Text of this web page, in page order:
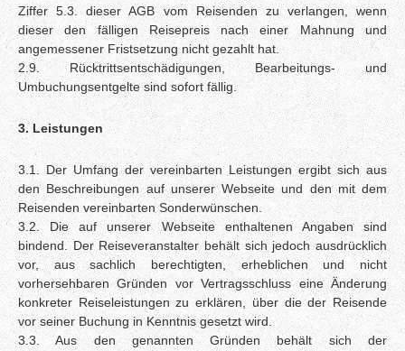
Ziffer 5.3. dieser AGB vom Reisenden zu verlangen, wenn
dieser den fälligen Reisepreis nach einer Mahnung und
angemessener Fristsetzung nicht gezahlt hat.
2.9. Rücktrittsentschädigungen, Bearbeitungs- und
Umbuchungsentgelte sind sofort fällig.
3. Leistungen
3.1. Der Umfang der vereinbarten Leistungen ergibt sich aus
den Beschreibungen auf unserer Webseite und den mit dem
Reisenden vereinbarten Sonderwünschen.
3.2. Die auf unserer Webseite enthaltenen Angaben sind
bindend. Der Reiseveranstalter behält sich jedoch ausdrücklich
vor, aus sachlich berechtigten, erheblichen und nicht
vorhersehbaren Gründen vor Vertragsschluss eine Änderung
konkreter Reiseleistungen zu erklären, über die der Reisende
vor seiner Buchung in Kenntnis gesetzt wird.
3.3. Aus den genannten Gründen behält sich der